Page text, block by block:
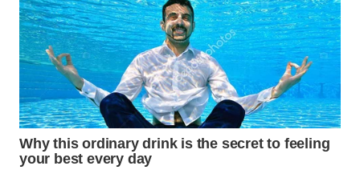
SUMEDANG
WN
CIANJUR
WN
KEPULAUAN
SERIBU